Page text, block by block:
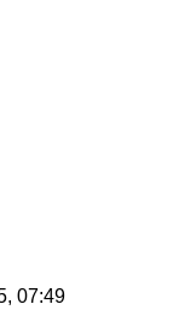
07:49